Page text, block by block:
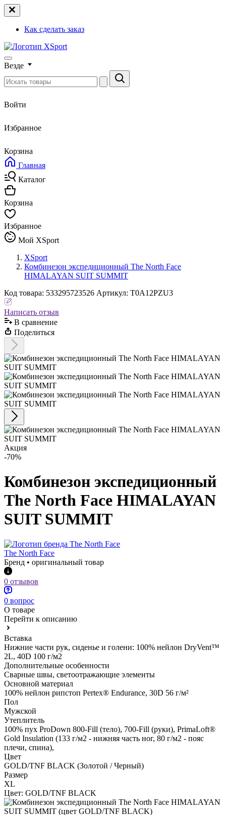
Как сделать заказ
Везде
Войти
Избранное
Корзина
Главная
Каталог
Корзина
Избранное
Мой XSport
XSport
Комбинезон экспедиционный The North Face
HIMALAYAN SUIT SUMMIT
Код товара: 533295723526 Артикул: T0A12PZU3
Написать отзыв
В сравнениe
Поделиться
Акция
-70%
Комбинезон экспедиционный
The North Face HIMALAYAN
SUIT SUMMIT
The North Face
Бренд • оригинальный товар
0 отзывов
0 вопрос
О товаре
Перейти к описанию
Вставка
Нижние части рук, сиденье и голени: 100% нейлон DryVent™
2L, 40D 100 г/м2
Дополнительные особенности
Сварные швы, светоотражающие элементы
Основной материал
100% нейлон рипстоп Pertex® Endurance, 30D 56 г/м²
Пол
Мужской
Утеплитель
100% пух ProDown 800-Fill (тело), 700-Fill (руки), PrimaLoft®
Gold Insulation (133 г/м2 - нижняя часть ног, 80 г/м2 - пояс
плечи, спина),
Цвет
GOLD/TNF BLACK (Золотой / Черный)
Размер
XL
Цвет: GOLD/TNF BLACK